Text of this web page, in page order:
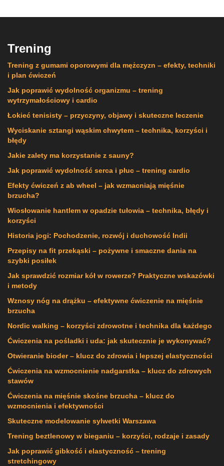
Trening
Trening z gumami oporowymi dla mężczyzn – efekty, techniki
i plan ćwiczeń
Jak poprawić wydolność organizmu – trening
wytrzymałościowy i cardio
Łokieć tenisisty – przyczyny, objawy i skuteczne leczenie
Wyciskanie sztangi wąskim chwytem – technika, korzyści i
błędy
Jakie zalety ma korzystanie z sauny?
Jak poprawić wydolność serca i płuc – trening cardio
Efekty ćwiczeń z ab wheel – jak wzmacniają mięśnie
brzucha?
Wiosłowanie hantlem w opadzie tułowia – technika, błędy i
korzyści
Historia jogi: Pochodzenie, rozwój i duchowość Indii
Przepisy na fit przekąski – pożywne i smaczne dania na
szybki posiłek
Jak sprawdzić rozmiar kół w rowerze? Praktyczne wskazówki
i metody
Wznosy nóg na drążku – efektywne ćwiczenie na mięśnie
brzucha
Nordic walking – korzyści zdrowotne i technika dla każdego
Ćwiczenia na pośladki i uda: jak skutecznie je wykonywać?
Otwieranie bioder – klucz do zdrowia i lepszej elastyczności
Ćwiczenia na wzmocnienie nadgarstka – klucz do zdrowych
stawów
Ćwiczenia na mięśnie skośne brzucha – klucz do
wzmocnienia i efektywności
Skuteczne modelowanie sylwetki Warszawa
Trening beztlenowy w bieganiu – korzyści, rodzaje i zasady
Jak poprawić gibkość i elastyczność – trening
stretchingowy